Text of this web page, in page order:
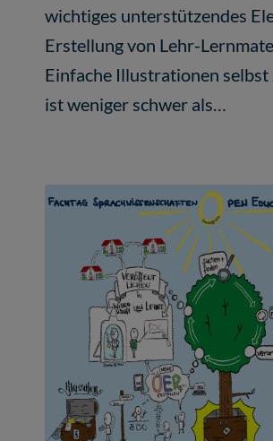
wichtiges unterstützendes
Erstellung von Lehr-
Einfache Illustrationen selbst
ist weniger schwer als…